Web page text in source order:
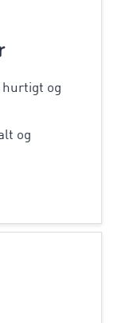
og
og